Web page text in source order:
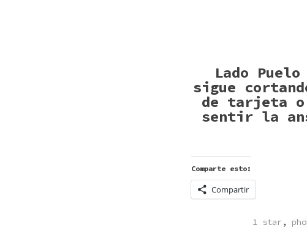
Lado
sigue
de tarjeta o
sentir la
Comparte esto:
Compartir
POSTED
1 star,